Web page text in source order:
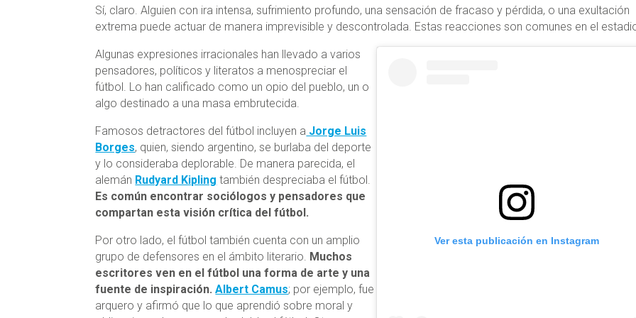
Sí, claro. Alguien con ira intensa, sufrimiento profundo, una sensación de fracaso y pérdida, o una exultación
extrema puede actuar de manera imprevisible y descontrolada. Estas reacciones son comunes en el
Algunas expresiones irracionales han llevado a varios
pensadores, políticos y literatos a menospreciar el
fútbol. Lo han calificado como un opio del pueblo, un o
algo destinado a una masa embrutecida.
Famosos detractores del fútbol incluyen a Jorge Luis
Borges, quien, siendo argentino, se burlaba del deporte
y lo consideraba deplorable. De manera parecida, el
alemán Rudyard Kipling también despreciaba el fútbol.
Es común encontrar sociólogos y pensadores que
compartan esta visión crítica del fútbol.
Por otro lado, el fútbol también cuenta con un amplio
grupo de defensores en el ámbito literario. Muchos
escritores ven en el fútbol una forma de arte y una
fuente de inspiración. Albert Camus; por ejemplo, fue
arquero y afirmó que lo que aprendió sobre moral y
Ver esta publicación en Instagram